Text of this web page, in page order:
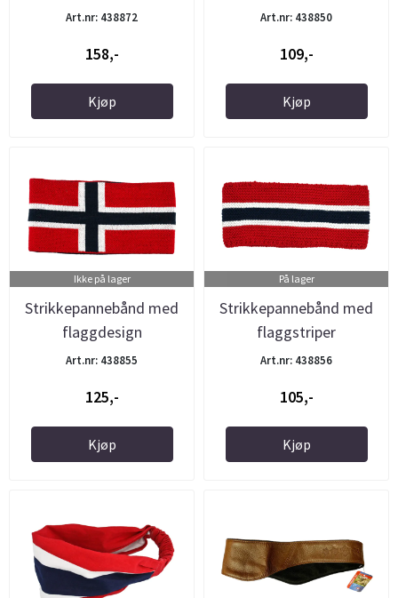
Art.nr: 438872
158,-
Kjøp
Art.nr: 438850
109,-
Kjøp
Ikke på lager
Strikkepannebånd med
flaggdesign
Art.nr: 438855
125,-
Kjøp
På lager
Strikkepannebånd med
flaggstriper
Art.nr: 438856
105,-
Kjøp